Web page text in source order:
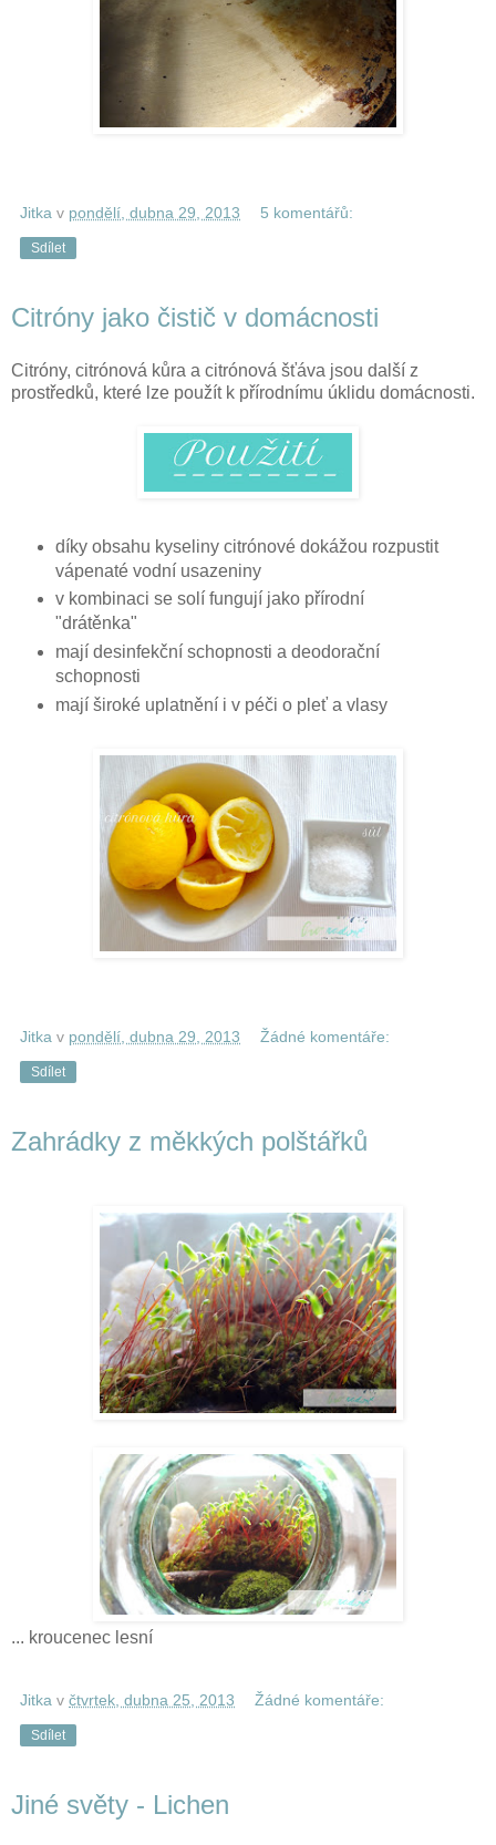
Jitka v pondělí, dubna 29, 2013 5 komentářů:
Sdílet
Citróny jako čistič v domácnosti
Citróny, citrónová kůra a citrónová šťáva jsou další z
prostředků, které lze použít k přírodnímu úklidu domácnosti.
díky obsahu kyseliny citrónové dokážou rozpustit
vápenaté vodní usazeniny
v kombinaci se solí fungují jako přírodní
"drátěnka"
mají desinfekční schopnosti a deodorační
schopnosti
mají široké uplatnění i v péči o pleť a vlasy
Jitka v pondělí, dubna 29, 2013 Žádné komentáře:
Sdílet
Zahrádky z měkkých polštářků
... kroucenec lesní
Jitka v čtvrtek, dubna 25, 2013 Žádné komentáře:
Sdílet
Jiné světy - Lichen